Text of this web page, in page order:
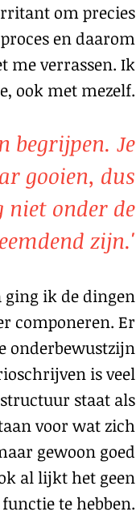
om precies
en daarom
me verrassen. Ik
ook met mezelf.
begrijpen. Je
gooien, dus
niet onder de
zijn.'
ging ik de dingen
componeren. Er
onderbewustzijn
is veel
staat als
voor wat zich
gewoon goed
al lijkt het geen
functie te hebben.